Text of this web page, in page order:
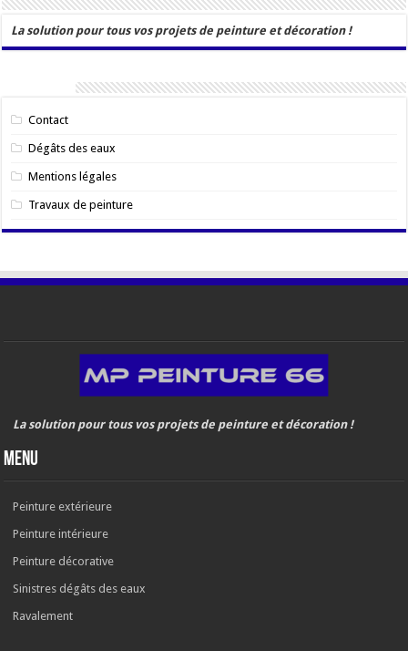
La solution pour tous vos projets de peinture et décoration !
Contact
Dégâts des eaux
Mentions légales
Travaux de peinture
La solution pour tous vos projets de peinture et décoration !
MenU
Peinture extérieure
Peinture intérieure
Peinture décorative
Sinistres dégâts des eaux
Ravalement